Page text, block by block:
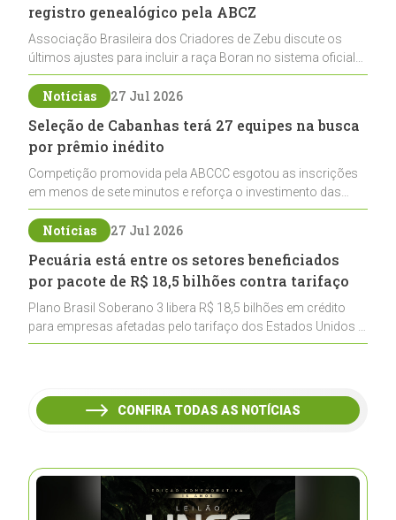
registro genealógico pela ABCZ
Associação Brasileira dos Criadores de Zebu discute os
últimos ajustes para incluir a raça Boran no sistema oficial
de registros, abrindo caminho para sua expansão na
pecuária nacional
Notícias 27 Jul 2026
Seleção de Cabanhas terá 27 equipes na busca
por prêmio inédito
Competição promovida pela ABCCC esgotou as inscrições
em menos de sete minutos e reforça o investimento das
cabanhas na seleção genética de Cavalos Crioulos voltados
ao laço
Notícias 27 Jul 2026
Pecuária está entre os setores beneficiados
por pacote de R$ 18,5 bilhões contra tarifaço
Plano Brasil Soberano 3 libera R$ 18,5 bilhões em crédito
para empresas afetadas pelo tarifaço dos Estados Unidos e
inclui a pecuária entre os setores estratégicos
CONFIRA TODAS AS NOTÍCIAS